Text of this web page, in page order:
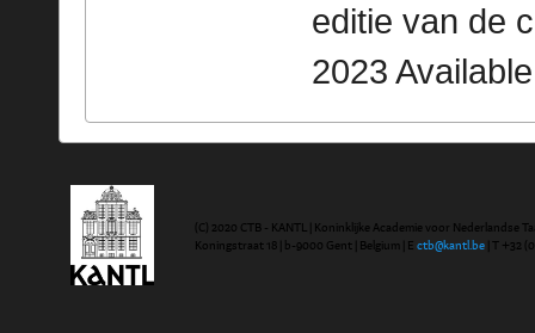
editie van de
2023
(C) 2020 CTB - KANTL | Koninklijke Academie voor Nederlandse
Koningstraat 18 | b-9000 Gent | Belgium | E ctb@kantl.be | T +32